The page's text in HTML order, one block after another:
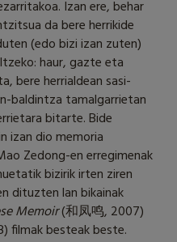
Izan ere, behar
da bere herrikide
(edo bizi izan zuten)
haur, gazte eta
bere herrialdean sasi-
baldintza tamalgarrietan
bitarte. Bide
izan dio memoria
Zedong-en erregimenak
bizirik irten ziren
dituzten lan bikainak
Memoir(和凤鸣, 2007)
filmak besteak beste.